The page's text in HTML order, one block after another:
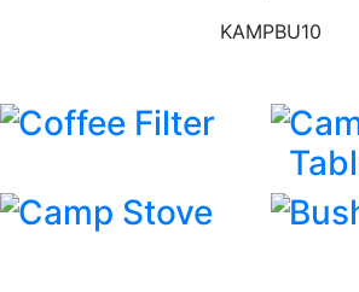
KAMPBU10
Coffee Filter
Camp Stove